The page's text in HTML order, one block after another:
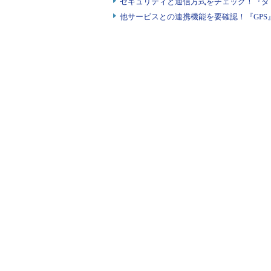
他サービスとの連携機能を要確認！『GPS